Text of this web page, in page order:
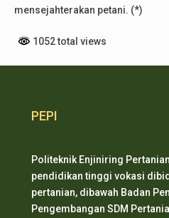
mensejahterakan petani. (*)
1052 total views
PEPI
Politeknik Enjiniring
pendidikan tinggi vokasi
pertanian, dibawah Badan
Pengembangan SDM